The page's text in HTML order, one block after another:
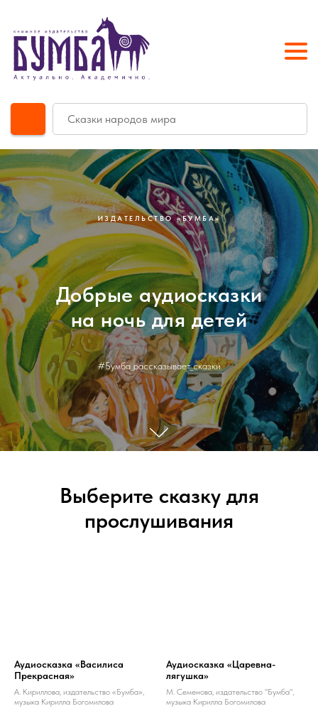
ИЗДАТЕЛЬСТВО «БУМБА»
Добрые аудиосказки
на ночь для детей
#Бумба_рассказывает_сказки
Выберите сказку для
прослушивания
Аудиосказка «Василиса
Прекрасная»
А. Кириллова, издательство «Бумба»,
музыка Кирилла Богомилова
Аудиосказка «Царевна-
лягушка»
М. Семенова, издательство "Бумба",
музыка Кирилла Богомилова